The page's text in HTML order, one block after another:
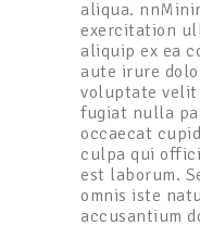
aliqua.
exercitation
aliquip ex ea
aute irure
voluptate velit
fugiat nulla
occaecat
culpa qui
est laborum.
omnis iste
accusantium